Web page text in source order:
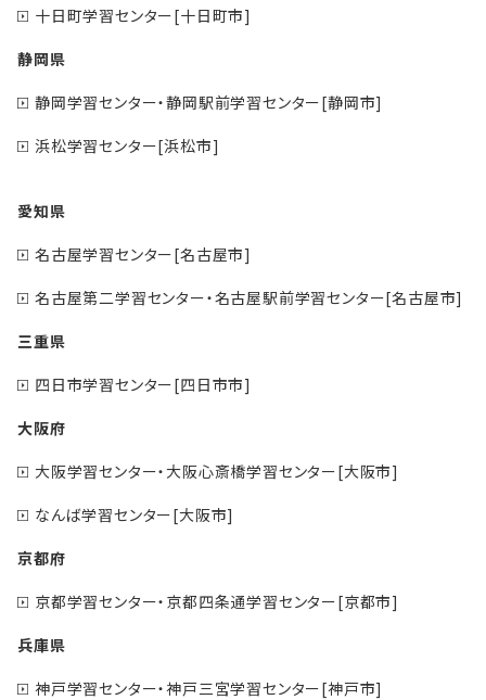
十日町学習センター[十日町市]
静岡県
静岡学習センター・静岡駅前学習センター[静岡市]
浜松学習センター[浜松市]
愛知県
名古屋学習センター[名古屋市]
名古屋第二学習センター・名古屋駅前学習センター[名古屋市]
三重県
四日市学習センター[四日市市]
大阪府
大阪学習センター・大阪心斎橋学習センター[大阪市]
なんば学習センター[大阪市]
京都府
京都学習センター・京都四条通学習センター[京都市]
兵庫県
神戸学習センター・神戸三宮学習センター[神戸市]